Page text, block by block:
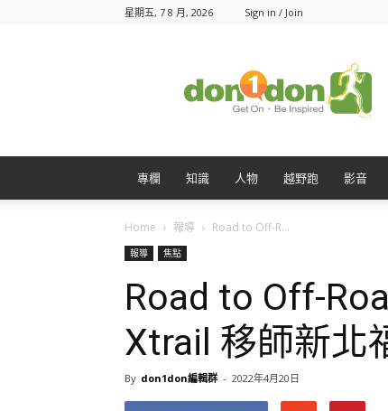
星期五, 7 8 月, 2026 Sign in / Join
專欄 知識 人物 越野跑 影音
Home 報導 Road to Off-R...
報導 焦點
Road to Off-
Xtrail 移師新北
By don1don編輯群 - 2022年4月20日